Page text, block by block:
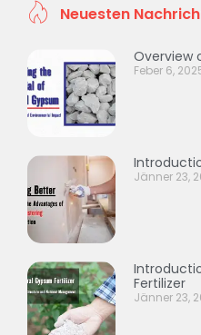
Neuesten
Overview
Feber 6,
Jänner 23,
Fertilizer
Jänner 23,